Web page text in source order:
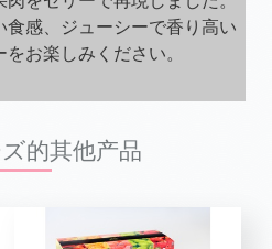
感、ジューシーで香り高い
お楽しみください。
的其他产品